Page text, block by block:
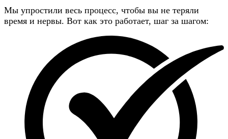
Мы упростили весь процесс, чтобы вы не теряли
время и нервы. Вот как это работает, шаг за шагом: